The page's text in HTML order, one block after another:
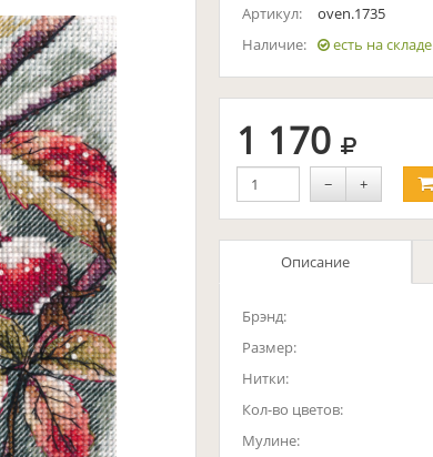
Артикул:
oven.1735
Наличие:
есть на складе
1 170 руб.
− +
Описание
Брэнд:
Размер:
Нитки:
Кол-во цветов:
Мулине: